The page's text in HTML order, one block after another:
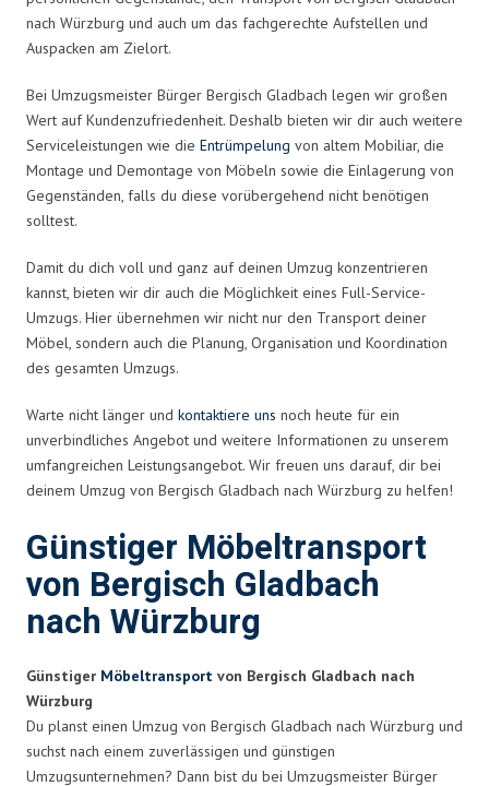
nach Würzburg und auch um das fachgerechte Aufstellen und
Auspacken am Zielort.
Bei Umzugsmeister Bürger Bergisch Gladbach legen wir großen
Wert auf Kundenzufriedenheit. Deshalb bieten wir dir auch weitere
Serviceleistungen wie die Entrümpelung von altem Mobiliar, die
Montage und Demontage von Möbeln sowie die Einlagerung von
Gegenständen, falls du diese vorübergehend nicht benötigen
solltest.
Damit du dich voll und ganz auf deinen Umzug konzentrieren
kannst, bieten wir dir auch die Möglichkeit eines Full-Service-
Umzugs. Hier übernehmen wir nicht nur den Transport deiner
Möbel, sondern auch die Planung, Organisation und Koordination
des gesamten Umzugs.
Warte nicht länger und kontaktiere uns noch heute für ein
unverbindliches Angebot und weitere Informationen zu unserem
umfangreichen Leistungsangebot. Wir freuen uns darauf, dir bei
deinem Umzug von Bergisch Gladbach nach Würzburg zu helfen!
Günstiger Möbeltransport
von Bergisch Gladbach
nach Würzburg
Günstiger Möbeltransport von Bergisch Gladbach nach
Würzburg
Du planst einen Umzug von Bergisch Gladbach nach Würzburg und
suchst nach einem zuverlässigen und günstigen
Umzugsunternehmen? Dann bist du bei Umzugsmeister Bürger